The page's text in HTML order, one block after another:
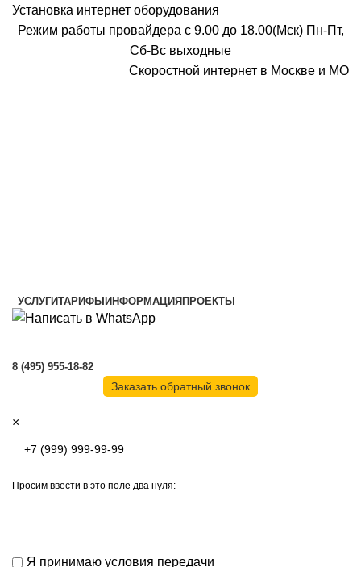
Установка интернет оборудования
Режим работы провайдера с 9.00 до 18.00(Мск) Пн-Пт,
Сб-Вс выходные
Скоростной интернет в Москве и МО
УСЛУГИТАРИФЫИНФОРМАЦИЯПРОЕКТЫ
8 (495) 955-18-82
Заказать обратный звонок
×
Просим ввести в это поле два нуля:
Я принимаю условия передачи